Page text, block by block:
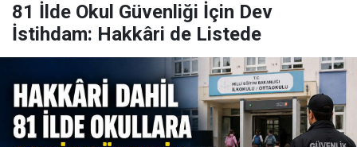
81 İlde Okul Güvenliği İçin Dev
İstihdam: Hakkâri de Listede